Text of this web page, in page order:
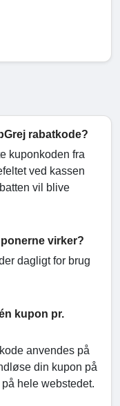
rabatkode?
kuponkoden fra
ved kassen
vil blive
virker?
dagligt for brug
kupon pr.
anvendes på
din kupon på
hele webstedet.